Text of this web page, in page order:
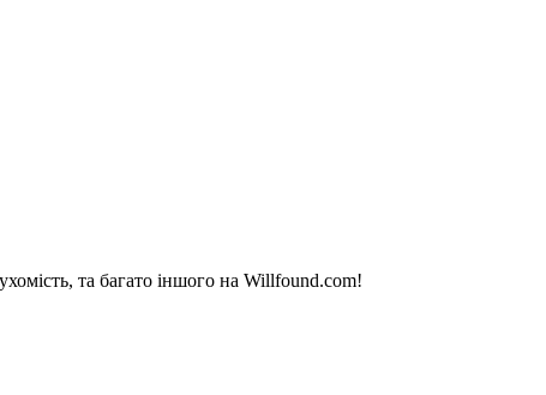
та багато іншого на Willfound.com!